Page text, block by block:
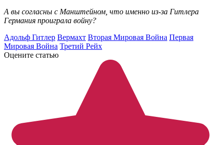
А вы согласны с Манштейном, что именно из-за Гитлера
Германия проиграла войну?
Адольф Гитлер Вермахт Вторая Мировая Война Первая
Мировая Война Третий Рейх
Оцените статью